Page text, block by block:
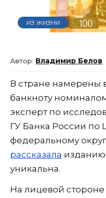
ИЗ ЖИЗНИ
Владимир Белов
В стране намерены
банкноту
эксперт по
ГУ Банка России по
федеральному
рассказала изданию
уникальна.
На лицевой